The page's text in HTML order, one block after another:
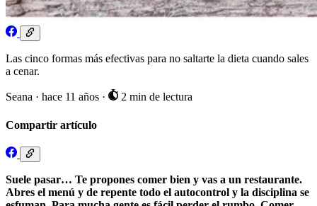
Las cinco formas más efectivas para no saltarte la dieta cuando sales
a cenar.
Seana · hace 11 años · 2 min de lectura
Compartir artículo
Suele pasar… Te propones comer bien y vas a un restaurante.
Abres el menú y de repente todo el autocontrol y la disciplina se